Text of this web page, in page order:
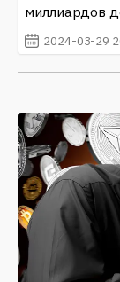
миллиардов
2024-03-29